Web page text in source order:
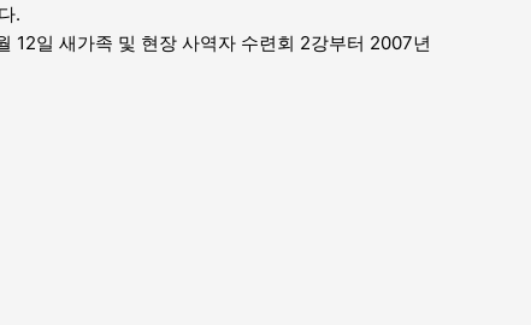
.
12일 새가족 및 현장 사역자 수련회 2강부터 2007년